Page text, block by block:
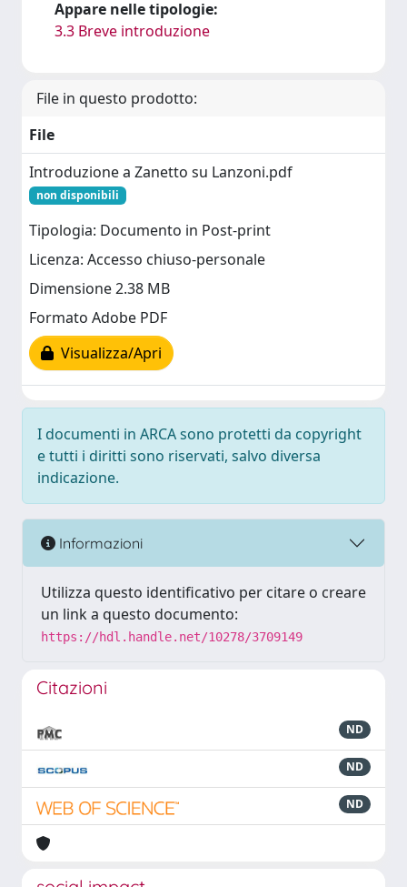
Appare nelle tipologie:
3.3 Breve introduzione
File in questo prodotto:
File
Introduzione a Zanetto su Lanzoni.pdf
non disponibili
Tipologia: Documento in Post-print
Licenza: Accesso chiuso-personale
Dimensione 2.38 MB
Formato Adobe PDF
Visualizza/Apri
I documenti in ARCA sono protetti da copyright
e tutti i diritti sono riservati, salvo diversa
indicazione.
Informazioni
Utilizza questo identificativo per citare o creare
un link a questo documento:
https://hdl.handle.net/10278/3709149
Citazioni
ND
ND
ND